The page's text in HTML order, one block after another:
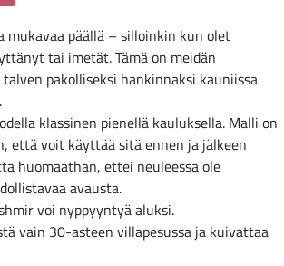
mukavaa päällä – silloinkin kun olet
tai imetät. Tämä on meidän
pakolliseksi hankinnaksi kauniissa
klassinen pienellä kauluksella. Malli on
että voit käyttää sitä ennen ja jälkeen
huomaathan, ettei neuleessa ole
avausta.
voi nyppyyntyä aluksi.
vain 30-asteen villapesussa ja kuivattaa